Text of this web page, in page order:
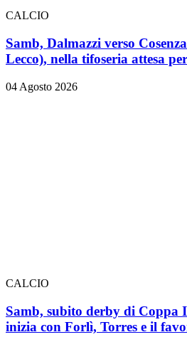
CALCIO
Samb, Dalmazzi verso
Lecco), nella tifoseria attesa
04 Agosto 2026
CALCIO
Samb, subito derby di Coppa
inizia con Forlì, Torres e il